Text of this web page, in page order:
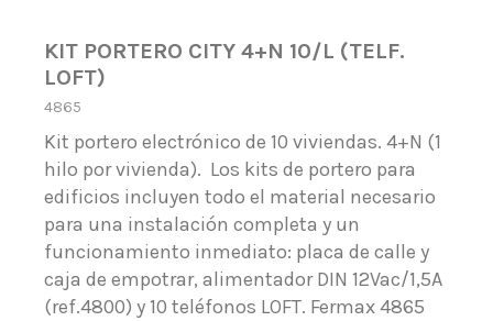
KIT PORTERO CITY 4+N 10/L (TELF.
LOFT)
4865
Kit portero electrónico de 10 viviendas. 4+N (1
hilo por vivienda). Los kits de portero para
edificios incluyen todo el material necesario
para una instalación completa y un
funcionamiento inmediato: placa de calle y
caja de empotrar, alimentador DIN 12Vac/1,5A
(ref.4800) y 10 teléfonos LOFT. Fermax 4865